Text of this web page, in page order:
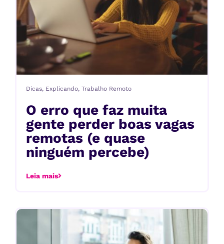
Dicas, Explicando,Trabalho Remoto
O erro que faz muita
gente perder boas vagas
remotas (e quase
ninguém percebe)
Leia mais